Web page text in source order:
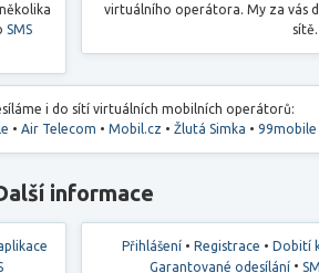
SMS
virtuálního operátora. My za vás
sítě.
i do sítí virtuálních mobilních operátorů:
• Air Telecom • Mobil.cz • Žlutá Simka • 99mobile
informace
Přihlášení• Registrace • Dobití
Garantované odesílání•